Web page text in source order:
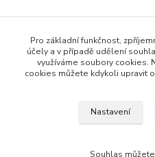
www.czech-meanwell.cz
www.spinanyzdroj.cz
Pro základní funkčnost,
účely a v případě udělení
využíváme soubory cookies.
cookies můžete kdykoli upravit
Nastavení
Souhlas